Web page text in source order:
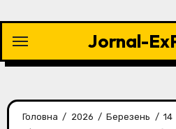
контенту
Jornal-
Головна 2026 Березень
14